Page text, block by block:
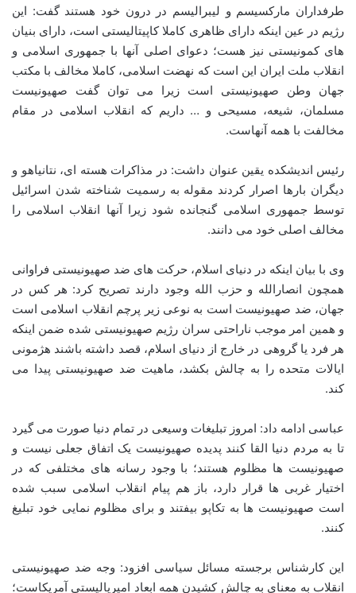
طرفداران مارکسیسم و لیبرالیسم در درون خود هستند گفت: این
رژیم در عین اینکه دارای ظاهری کاملا کاپیتالیستی است، دارای بنیان
های کمونیستی نیز هست؛ دعوای اصلی آنها با جمهوری اسلامی و
انقلاب ملت ایران این است که نهضت اسلامی، کاملا مخالف با مکتب
جهان وطن صهیونیستی است زیرا می توان گفت صهیونیست
مسلمان، شیعه، مسیحی و … داریم که انقلاب اسلامی در مقام
مخالفت با همه آنهاست.
رئیس اندیشکده یقین عنوان داشت: در مذاکرات هسته ای، نتانیاهو و
دیگران بارها اصرار کردند مقوله به رسمیت شناخته شدن اسرائیل
توسط جمهوری اسلامی گنجانده شود زیرا آنها انقلاب اسلامی را
مخالف اصلی خود می دانند.
وی با بیان اینکه در دنیای اسلام، حرکت های ضد صهیونیستی فراوانی
همچون انصارالله و حزب الله وجود دارند تصریح کرد: هر کس در
جهان، ضد صهیونیست است به نوعی زیر پرچم انقلاب اسلامی است
و همین امر موجب ناراحتی سران رژیم صهیونیستی شده ضمن اینکه
هر فرد یا گروهی در خارج از دنیای اسلام، قصد داشته باشند هژمونی
ایالات متحده را به چالش بکشد، ماهیت ضد صهیونیستی پیدا می
کند.
عباسی ادامه داد: امروز تبلیغات وسیعی در تمام دنیا صورت می گیرد
تا به مردم دنیا القا کنند پدیده صهیونیست یک اتفاق جعلی نیست و
صهیونیست ها مظلوم هستند؛ با وجود رسانه های مختلفی که در
اختیار غربی ها قرار دارد، باز هم پیام انقلاب اسلامی سبب شده
است صهیونیست ها به تکاپو بیفتند و برای مظلوم نمایی خود تبلیغ
کنند.
این کارشناس برجسته مسائل سیاسی افزود: وجه ضد صهیونیستی
انقلاب به معنای به چالش کشیدن همه ابعاد امپریالیستی آمریکاست؛